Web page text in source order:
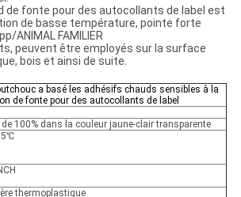
de fonte pour des autocollants de label est
de basse température, pointe forte
ANIMAL FAMILIER
peuvent être employés sur la surface
bois et ainsi de suite.
a basé les adhésifs chauds sensibles à la
de fonte pour des autocollants de label
de 100% dans la couleur jaune-clair transparente
thermoplastique